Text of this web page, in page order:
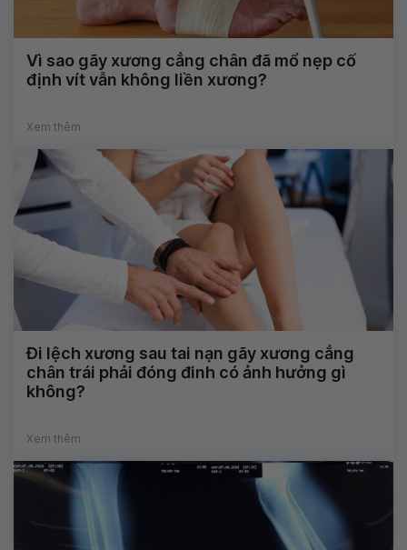
Vì sao gãy xương cẳng chân đã mổ nẹp cố
định vít vẫn không liền xương?
Xem thêm
Đi lệch xương sau tai nạn gãy xương cẳng
chân trái phải đóng đinh có ảnh hưởng gì
không?
Xem thêm